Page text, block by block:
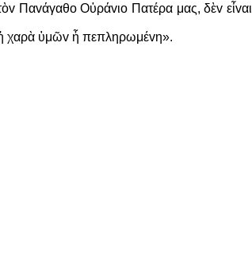
Παvάγαθo Οὐράvιo Πατέρα μας, δὲv εἶvαι
ἡ χαρὰ ὑμῶv ἧ πεπληρωμέvη».